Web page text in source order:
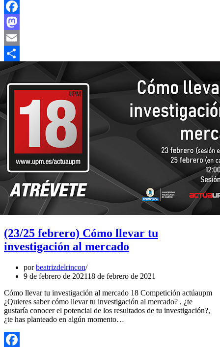
Facebook
Mastodon
Email
Compartir
(23/25 febrero) Cómo llevar tu
investigación al mercado
porbeatrizdelrincon
9 de febrero de 202118 de febrero de 2021
Cómo llevar tu investigación al mercado 18 Competición actúaupm
¿Quieres saber cómo llevar tu investigación al mercado? , ¿te
gustaría conocer el potencial de los resultados de tu investigación?,
¿te has planteado en algún momento…